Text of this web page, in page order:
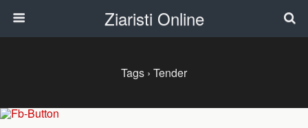
Ziaristi Online
Tags › Tender